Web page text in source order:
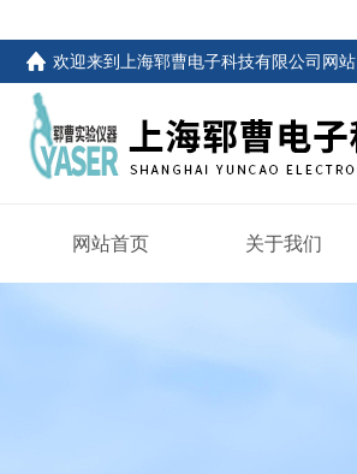
欢迎来到 上海郓曹电子科技有限公司网站
网站首页 关于我们